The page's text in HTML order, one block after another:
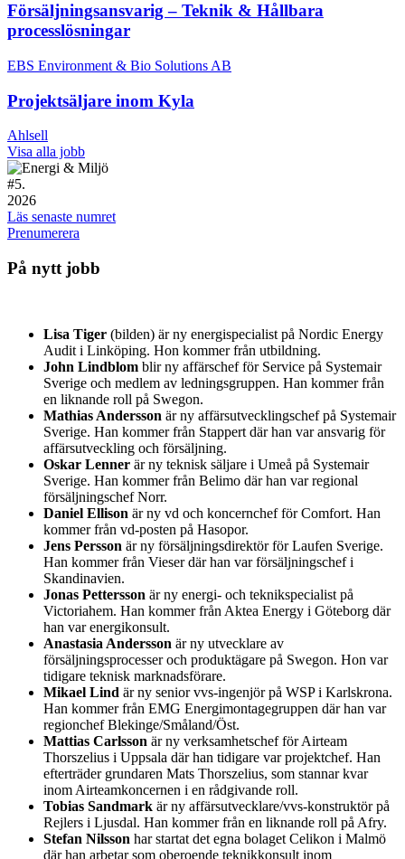
Försäljningsansvarig – Teknik & Hållbara
processlösningar
EBS Environment & Bio Solutions AB
Projektsäljare inom Kyla
Ahlsell
Visa alla jobb
#5.
2026
Läs senaste numret
Prenumerera
På nytt jobb
Lisa Tiger (bilden) är ny energispecialist på Nordic Energy
Audit i Linköping. Hon kommer från utbildning.
John Lindblom blir ny affärschef för Service på Systemair
Sverige och medlem av ledningsgruppen. Han kommer från
en liknande roll på Swegon.
Mathias Andersson är ny affärsutvecklingschef på Systemair
Sverige. Han kommer från Stappert där han var ansvarig för
affärsutveckling och försäljning.
Oskar Lenner är ny teknisk säljare i Umeå på Systemair
Sverige. Han kommer från Belimo där han var regional
försäljningschef Norr.
Daniel Ellison är ny vd och koncernchef för Comfort. Han
kommer från vd-posten på Hasopor.
Jens Persson är ny försäljningsdirektör för Laufen Sverige.
Han kommer från Vieser där han var försäljningschef i
Skandinavien.
Jonas Pettersson är ny energi- och teknikspecialist på
Victoriahem. Han kommer från Aktea Energy i Göteborg där
han var energikonsult.
Anastasia Andersson är ny utvecklare av
försäljningsprocesser och produktägare på Swegon. Hon var
tidigare teknisk marknadsförare.
Mikael Lind är ny senior vvs-ingenjör på WSP i Karlskrona.
Han kommer från EMG Energimontagegruppen där han var
regionchef Blekinge/Småland/Öst.
Mattias Carlsson är ny verksamhetschef för Airteam
Thorszelius i Uppsala där han tidigare var projektchef. Han
efterträder grundaren Mats Thorszelius, som stannar kvar
inom Airteamkoncernen i en rådgivande roll.
Tobias Sandmark är ny affärsutvecklare/vvs-konstruktör på
Rejlers i Ljusdal. Han kommer från en liknande roll på Afry.
Stefan Nilsson har startat det egna bolaget Celikon i Malmö
där han arbetar som oberoende teknikkonsult inom